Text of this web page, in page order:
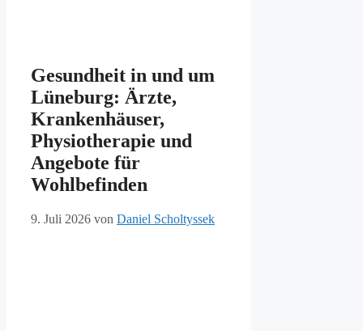
Gesundheit in und um
Lüneburg: Ärzte,
Krankenhäuser,
Physiotherapie und
Angebote für
Wohlbefinden
9. Juli 2026 von Daniel Scholtyssek